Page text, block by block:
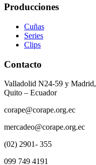
Producciones
Cuñas
Series
Clips
Contacto
Valladolid N24-59 y Madrid,
Quito – Ecuador
corape@corape.org.ec
mercadeo@corape.org.ec
(02) 2901- 355
099 749 4191